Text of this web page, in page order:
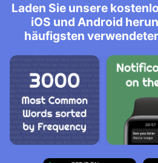
Laden Sie unsere
iOS und Android
häufigsten